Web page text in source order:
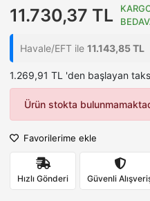
11.730,37 TL
Havale/EFT ile 11.143,85 TL
1.269,91 TL 'den başlayan
Ürün stokta
Favorilerime ekle
Hızlı Gönderi Güvenli